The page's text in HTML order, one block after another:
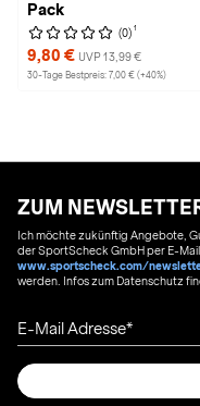
Pack
(0) 1
9,80 € UVP 13,99 €
30-Tage Bestpreis: 7,00 € (+40%)
ZUM
Ich möchte zukünftig Angebote,
der SportScheck GmbH per E-
www.sportscheck.com/
werden. Infos zum Datenschutz
E-Mail Adresse